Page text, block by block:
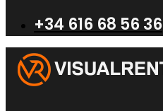
+34 616 68 56 36